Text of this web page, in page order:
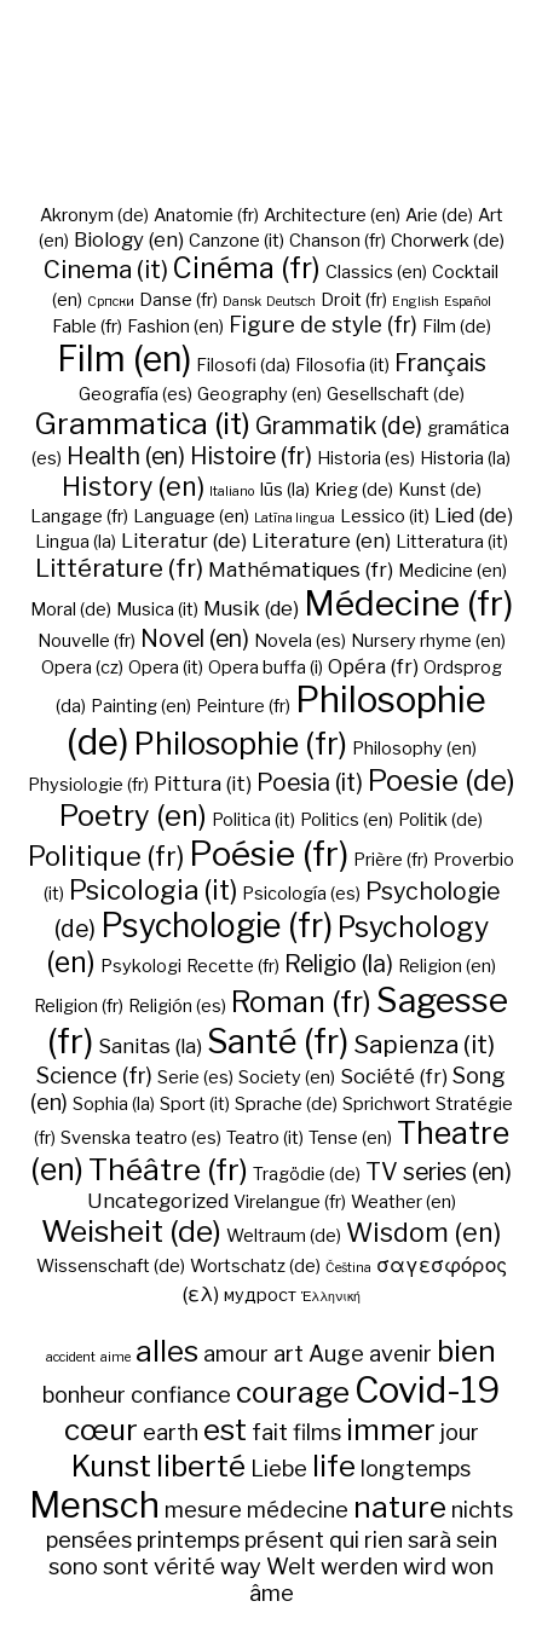
Akronym (de) Anatomie (fr) Architecture (en) Arie (de) Art
(en) Biology (en) Canzone (it) Chanson (fr) Chorwerk (de)
Cinema (it) Cinéma (fr) Classics (en) Cocktail
(en) Cрпски Danse (fr) Dansk Deutsch Droit (fr) English Español
Fable (fr) Fashion (en) Figure de style (fr) Film (de)
Film (en) Filosofi (da) Filosofia (it) Français
Geografía (es) Geography (en) Gesellschaft (de)
Grammatica (it) Grammatik (de) gramática
(es) Health (en) Histoire (fr) Historia (es) Historia (la)
History (en) Italiano Iūs (la) Krieg (de) Kunst (de)
Langage (fr) Language (en) Latīna lingua Lessico (it) Lied (de)
Lingua (la) Literatur (de) Literature (en) Litteratura (it)
Littérature (fr) Mathématiques (fr) Medicine (en)
Moral (de) Musica (it) Musik (de) Médecine (fr)
Nouvelle (fr) Novel (en) Novela (es) Nursery rhyme (en)
Opera (cz) Opera (it) Opera buffa (i) Opéra (fr) Ordsprog
(da) Painting (en) Peinture (fr) Philosophie
(de) Philosophie (fr) Philosophy (en)
Physiologie (fr) Pittura (it) Poesia (it) Poesie (de)
Poetry (en) Politica (it) Politics (en) Politik (de)
Politique (fr) Poésie (fr) Prière (fr) Proverbio
(it) Psicologia (it) Psicología (es) Psychologie
(de) Psychologie (fr) Psychology
(en) Psykologi Recette (fr) Religio (la) Religion (en)
Religion (fr) Religión (es) Roman (fr) Sagesse
(fr) Sanitas (la) Santé (fr) Sapienza (it)
Science (fr) Serie (es) Society (en) Société (fr) Song
(en) Sophia (la) Sport (it) Sprache (de) Sprichwort Stratégie
(fr) Svenska teatro (es) Teatro (it) Tense (en) Theatre
(en) Théâtre (fr) Tragödie (de) TV series (en)
Uncategorized Virelangue (fr) Weather (en)
Weisheit (de) Weltraum (de) Wisdom (en)
Wissenschaft (de) Wortschatz (de) Čeština σαγεσφόρος
(ελ) мудрост Ἑλληνική
accident aime alles amour art Auge avenir bien
bonheur confiance courage Covid-19
cœur earth est fait films immer jour
Kunst liberté Liebe life longtemps
Mensch mesure médecine nature nichts
pensées printemps présent qui rien sarà sein
sono sont vérité way Welt werden wird won
âme